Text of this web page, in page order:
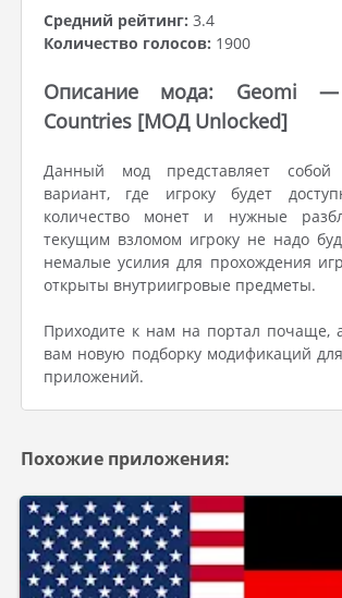
Средний рейтинг: 3.4
Количество голосов: 1900
Описание мода: Geomi
Countries [МОД Unlocked]
Данный мод представляет собой
вариант, где игроку будет
количество монет и нужные
текущим взломом игроку не надо
немалые усилия для прохождения
открыты внутриигровые предметы.
Приходите к нам на портал почаще,
вам новую подборку модификаций
приложений.
Похожие приложения: